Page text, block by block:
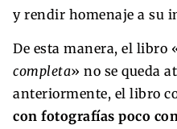
y rendir homenaje a su
De esta manera, el libro
completa» no se queda
anteriormente, el libro
con fotografías poco